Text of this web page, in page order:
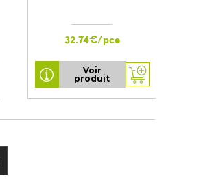
32.74€/pce
Voir
produit